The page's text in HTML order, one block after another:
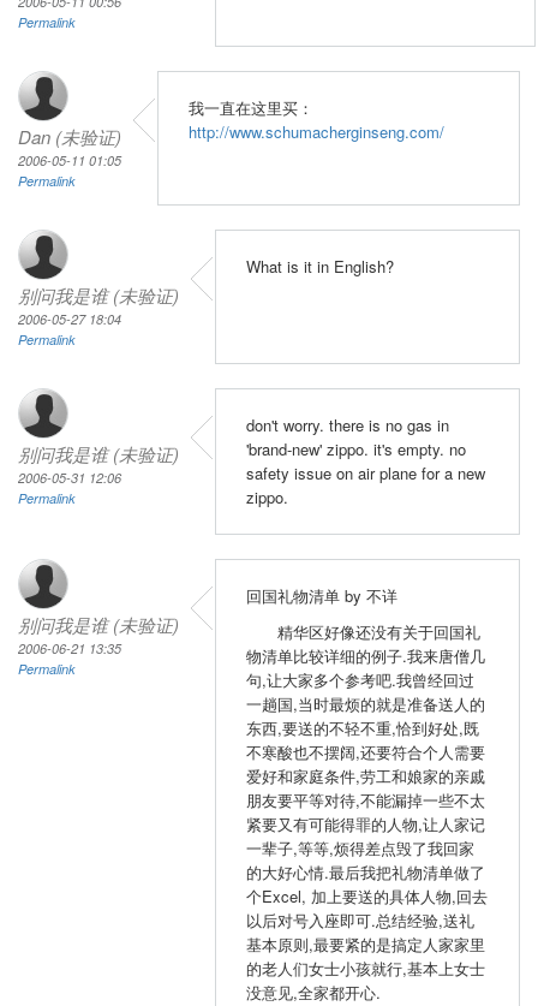
Permalink
Dan (未验证)
2006-05-11 01:05
Permalink
我一直在这里买：
http://www.schumacherginseng.com/
别问我是谁 (未验证)
2006-05-27 18:04
Permalink
What is it in English?
别问我是谁 (未验证)
2006-05-31 12:06
Permalink
don't worry. there is no gas in
'brand-new' zippo. it's empty. no
safety issue on air plane for a new
zippo.
别问我是谁 (未验证)
2006-06-21 13:35
Permalink
回国礼物清单 by 不详
精华区好像还没有关于回国礼
物清单比较详细的例子.我来唐僧几
句,让大家多个参考吧.我曾经回过
一趟国,当时最烦的就是准备送人的
东西,要送的不轻不重,恰到好处,既
不寒酸也不摆阔,还要符合个人需要
爱好和家庭条件,劳工和娘家的亲戚
朋友要平等对待,不能漏掉一些不太
紧要又有可能得罪的人物,让人家记
一辈子,等等,烦得差点毁了我回家
的大好心情.最后我把礼物清单做了
个Excel, 加上要送的具体人物,回去
以后对号入座即可.总结经验,送礼
基本原则,最要紧的是搞定人家家里
的老人们女士小孩就行,基本上女士
没意见,全家都开心.